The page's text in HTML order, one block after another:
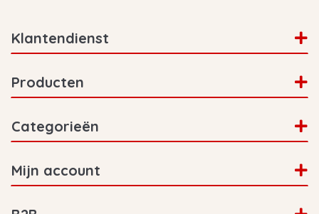
Klantendienst
Producten
Categorieën
Mijn account